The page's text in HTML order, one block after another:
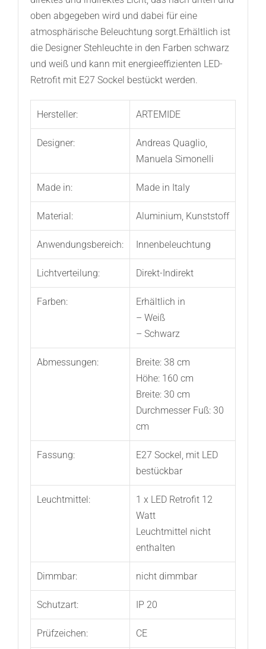
oben abgegeben wird und dabei für eine
atmosphärische Beleuchtung sorgt.Erhältlich ist
die Designer Stehleuchte in den Farben schwarz
und weiß und kann mit energieeffizienten LED-
Retrofit mit E27 Sockel bestückt werden.
Hersteller: ARTEMIDE
Designer:
Andreas Quaglio,
Manuela Simonelli
Made in: Made in Italy
Material: Aluminium, Kunststoff
Anwendungsbereich: Innenbeleuchtung
Lichtverteilung: Direkt-Indirekt
Farben:
Erhältlich in
– Weiß
– Schwarz
Abmessungen:
Breite: 38 cm
Höhe: 160 cm
Breite: 30 cm
Durchmesser Fuß: 30
cm
Fassung:
E27 Sockel, mit LED
bestückbar
Leuchtmittel:
1 x LED Retrofit 12
Watt
Leuchtmittel nicht
enthalten
Dimmbar: nicht dimmbar
Schutzart: IP 20
Prüfzeichen: CE